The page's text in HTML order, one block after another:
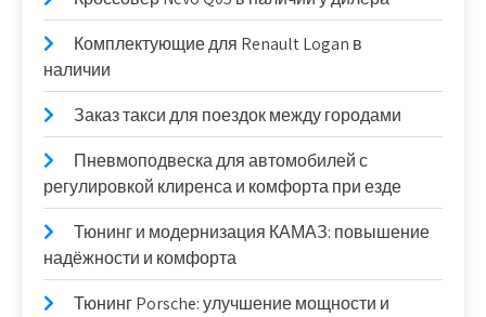
Комплектующие для Renault Logan в
наличии
Заказ такси для поездок между городами
Пневмоподвеска для автомобилей с
регулировкой клиренса и комфорта при езде
Тюнинг и модернизация КАМАЗ: повышение
надёжности и комфорта
Тюнинг Porsche: улучшение мощности и